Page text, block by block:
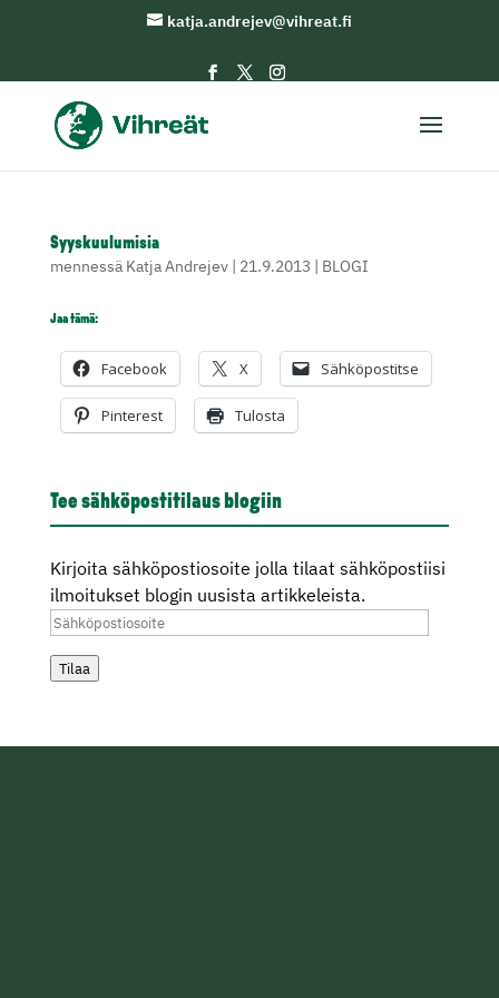
katja.andrejev@vihreat.fi
Syyskuulumisia
mennessä Katja Andrejev| 21.9.2013 | BLOGI
Jaa tämä:
Facebook X Sähköpostitse
Pinterest Tulosta
Tee sähköpostitilaus blogiin
Kirjoita sähköpostiosoite jolla tilaat sähköpostiisi
ilmoitukset blogin uusista artikkeleista.
Sähköpostiosoite
Tilaa